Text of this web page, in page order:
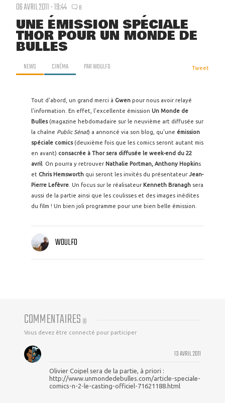
06 AVRIL 2011 - 19:44 8
UNE ÉMISSION SPÉCIALE
THOR POUR UN MONDE DE
BULLES
NEWS CINÉMA PARWOULFO Tweet
Tout d'abord, un grand merci à Gwen pour nous avoir relayé
l'information. En effet, l'excellente émission Un Monde de
Bulles(magazine hebdomadaire sur le neuvième art diffusée sur
la chaîne Public Sénat) a annoncé via son blog, qu'une émission
spéciale comics (deuxième fois que les comics seront autant mis
en avant) consacrée à Thor sera diffusée le week-end du 22
avril . On pourra y retrouver Nathalie Portman, Anthony Hopkins
et Chris Hemsworth qui seront les invités du présentateurJean-
Pierre Lefèvre . Un focus sur le réalisateur Kenneth Branagh sera
aussi de la partie ainsi que les coulisses et des images inédites
du film ! Un bien joli programme pour une bien belle émission.
WOULFO
COMMENTAIRES (8)
Vous devez être connecté pour participer
13 AVRIL 2011
Olivier Coipel sera de la partie, à priori :
http://www.unmondedebulles.com/article-speciale-
comics-n-2-le-casting-officiel-71621188.html